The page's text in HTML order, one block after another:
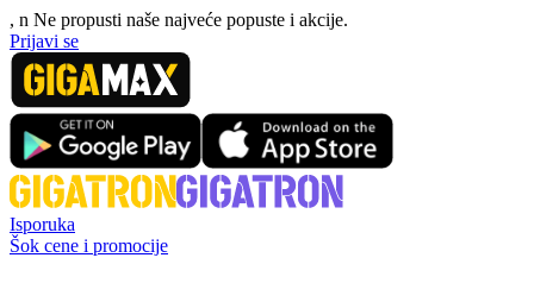
, n Ne propusti naše najveće popuste i akcije.
Prijavi se
Isporuka
Šok cene i promocije